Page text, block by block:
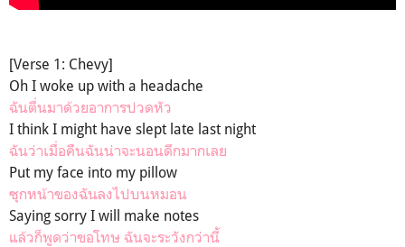
[Verse 1: Chevy]
Oh I woke up with a headache
ฉันตื่นมาด้วยอาการปวดหัว
I think I might have slept late last night
ฉันว่าเมื่อคืนฉันน่าจะนอนดึกมากเลย
Put my face into my pillow
ซุกหน้าของฉันลงไปบนหมอน
Saying sorry I will make notes
แล้วก็พูดว่าขอโทษ ฉันจะระวังกว่านี้